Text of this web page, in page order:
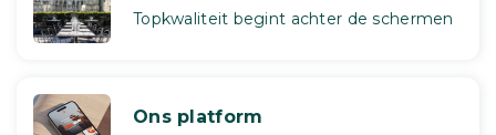
Topkwaliteit begint achter de schermen
Ons platform